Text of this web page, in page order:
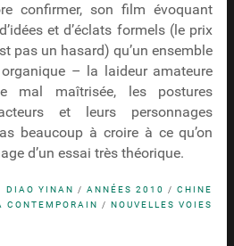
confirmer, son film évoquant
et d’éclats formels (le prix
pas un hasard) qu’un ensemble
– la laideur amateure
mal maîtrisée, les postures
et leurs personnages
beaucoup à croire à ce qu’on
d’un essai très théorique.
DIAO YINAN /ANNÉES 2010 /CHINE
CONTEMPORAIN /NOUVELLES VOIES